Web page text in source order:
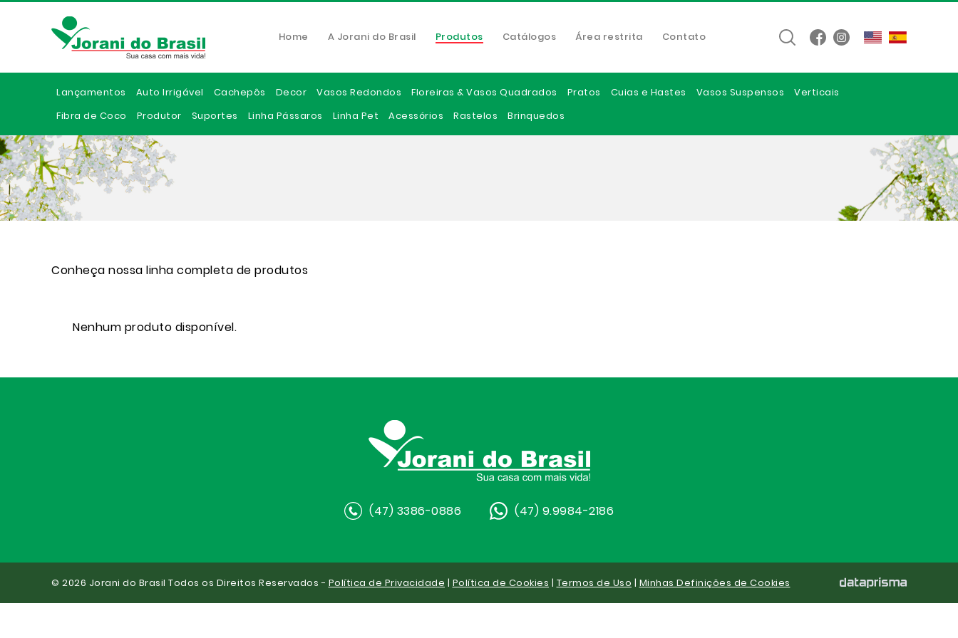
Home A Jorani do Brasil Produtos Catálogos Área restrita Contato
Lançamentos Auto Irrigável Cachepôs Decor Vasos Redondos Floreiras & Vasos Quadrados Pratos Cuias e Hastes Vasos Suspensos
Verticais
Fibra de Coco
Produtor Suportes Linha Pássaros Linha Pet Acessórios Rastelos Brinquedos
Conheça nossa linha completa de produtos
Nenhum produto disponível.
(47) 3386-0886 (47) 9.9984-2186
© 2026 Jorani do Brasil Todos os Direitos Reservados - Política de Privacidade | Política de Cookies | Termos de Uso | Minhas Definições de Cookies